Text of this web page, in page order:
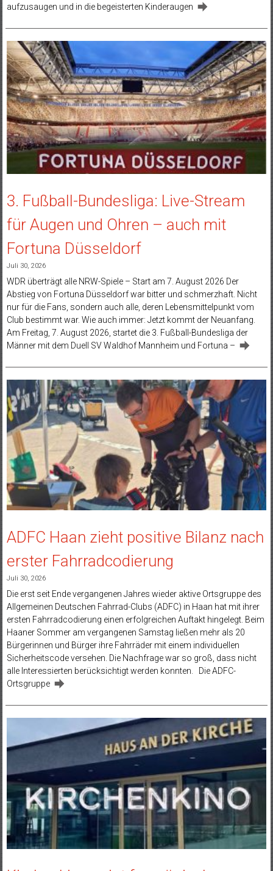
aufzusaugen und in die begeisterten Kinderaugen
3. Fußball-Bundesliga: Live-Stream
für Augen und Ohren – auch mit
Fortuna Düsseldorf
Juli 30, 2026
WDR überträgt alle NRW-Spiele – Start am 7. August 2026 Der
Abstieg von Fortuna Düsseldorf war bitter und schmerzhaft. Nicht
nur für die Fans, sondern auch alle, deren Lebensmittelpunkt vom
Club bestimmt war. Wie auch immer: Jetzt kommt der Neuanfang.
Am Freitag, 7. August 2026, startet die 3. Fußball-Bundesliga der
Männer mit dem Duell SV Waldhof Mannheim und Fortuna –
ADFC Haan zieht positive Bilanz nach
erster Fahrradcodierung
Juli 30, 2026
Die erst seit Ende vergangenen Jahres wieder aktive Ortsgruppe des
Allgemeinen Deutschen Fahrrad-Clubs (ADFC) in Haan hat mit ihrer
ersten Fahrradcodierung einen erfolgreichen Auftakt hingelegt. Beim
Haaner Sommer am vergangenen Samstag ließen mehr als 20
Bürgerinnen und Bürger ihre Fahrräder mit einem individuellen
Sicherheitscode versehen. Die Nachfrage war so groß, dass nicht
alle Interessierten berücksichtigt werden konnten. Die ADFC-
Ortsgruppe